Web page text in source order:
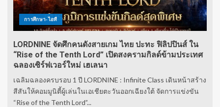
การศึกษา-ไอที
LORDNINE จัดศึกคนดังสายเกม ไทย ปะทะ ฟิลิปปินส์ ใน
“Rise of the Tenth Lord” เปิดสงครามกิลด์ข้ามประเทศ
ฉลองเซิร์ฟเวอร์ใหม่ เฮเลนา
เฉลิมฉลองครบรอบ 1 ปี LORDNINE : Infinite Class เดินหน้าสร้าง
สีสันให้คอมมูนิตี้ผู้เล่นในเอเชียตะวันออกเฉียงใต้ จัดการแข่งขัน
“Rise of the Tenth Lord”...